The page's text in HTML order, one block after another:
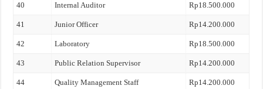
40 Internal Auditor Rp18.500.000
41 Junior Officer Rp14.200.000
42 Laboratory Rp18.500.000
43 Public Relation Supervisor Rp14.200.000
44 Quality Management Staff Rp14.200.000